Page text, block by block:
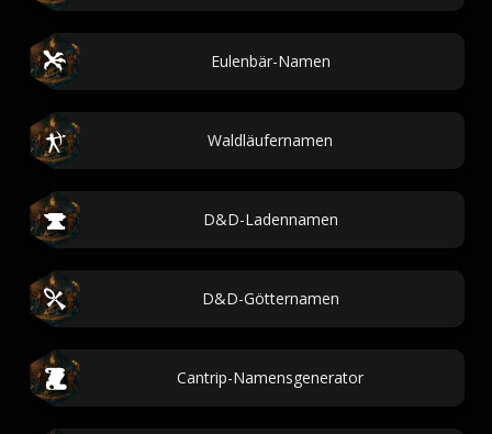
Eulenbär-Namen
Waldläufernamen
D&D-Ladennamen
D&D-Götternamen
Cantrip-Namensgenerator